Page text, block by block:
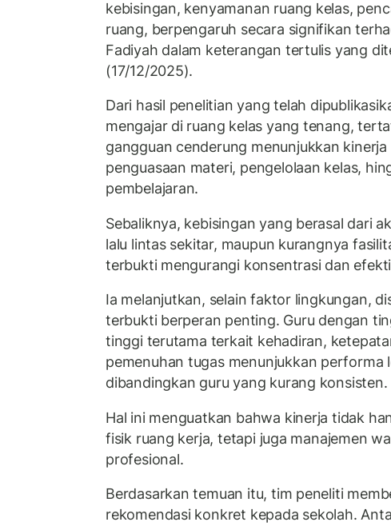
kebisingan, kenyamanan ruang kelas,
ruang, berpengaruh secara signifikan
Fadiyah dalam keterangan tertulis yang
(17/12/2025).
Dari hasil penelitian yang telah
mengajar di ruang kelas yang tenang,
gangguan cenderung menunjukkan kinerja
penguasaan materi, pengelolaan kelas,
pembelajaran.
Sebaliknya, kebisingan yang berasal dari
lalu lintas sekitar, maupun kurangnya
terbukti mengurangi konsentrasi dan
Ia melanjutkan, selain faktor lingkungan,
terbukti berperan penting. Guru dengan
tinggi terutama terkait kehadiran,
pemenuhan tugas menunjukkan performa
dibandingkan guru yang kurang konsisten.
Hal ini menguatkan bahwa kinerja tidak
fisik ruang kerja, tetapi juga manajemen
profesional.
Berdasarkan temuan itu, tim peneliti
rekomendasi konkret kepada sekolah.